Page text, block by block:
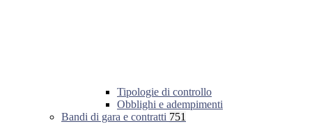
Tipologie di controllo
Obblighi e adempimenti
Bandi di gara e contratti 751